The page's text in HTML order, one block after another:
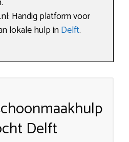
Handig platform voor
lokale hulp inDelft.
Delft